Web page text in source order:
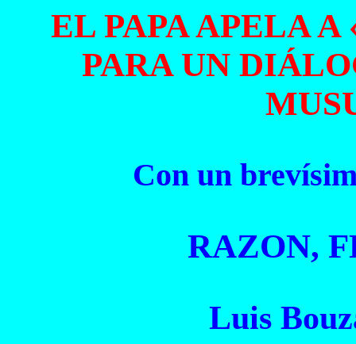
EL PAPA APELA
PARA UN
Con un
RAZON,
Luis